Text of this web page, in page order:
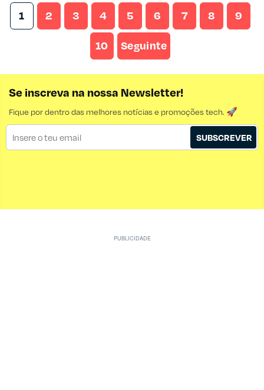
1 2 3 4 5 6 7 8 9
10 Seguinte
Se inscreva na nossa Newsletter!
Fique por dentro das melhores notícias e promoções tech. 🚀
SUBSCREVER